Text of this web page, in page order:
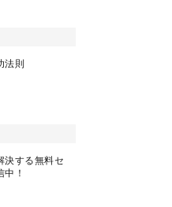
法則
決する無料セ
！